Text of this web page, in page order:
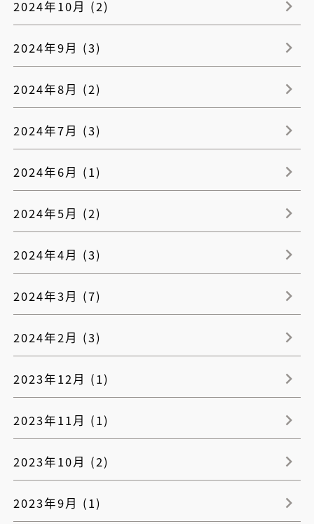
2024年10月 (2)
2024年9月 (3)
2024年8月 (2)
2024年7月 (3)
2024年6月 (1)
2024年5月 (2)
2024年4月 (3)
2024年3月 (7)
2024年2月 (3)
2023年12月 (1)
2023年11月 (1)
2023年10月 (2)
2023年9月 (1)